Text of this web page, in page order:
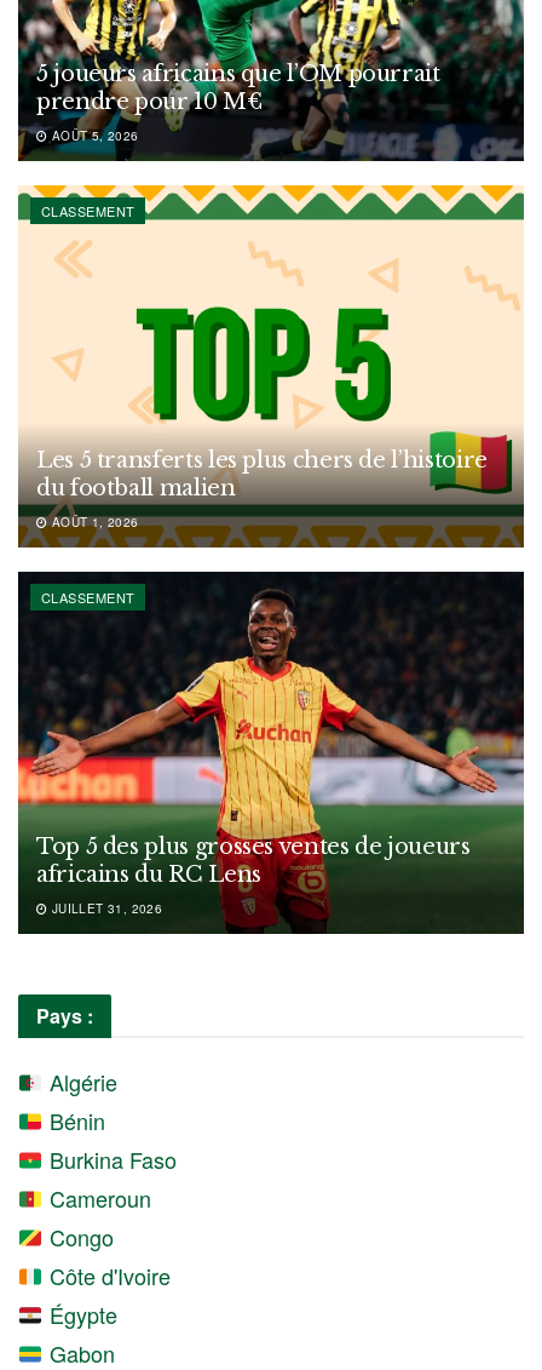
5 joueurs africains que l’OM pourrait
prendre pour 10 M€
AOÛT 5, 2026
CLASSEMENT
Les 5 transferts les plus chers de l’histoire
du football malien
AOÛT 1, 2026
CLASSEMENT
Top 5 des plus grosses ventes de joueurs
africains du RC Lens
JUILLET 31, 2026
Pays :
Algérie
Bénin
Burkina Faso
Cameroun
Congo
Côte d'Ivoire
Égypte
Gabon